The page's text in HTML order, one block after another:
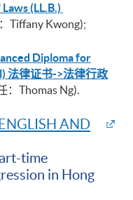
(LL.B.)
Tiffany Kwong);
Diploma for
法律证书->法律行政
：Thomas Ng).
AND
time
in Hong